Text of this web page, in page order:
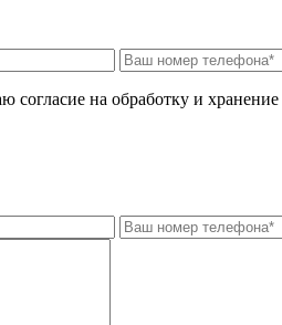
на обработку и хранение